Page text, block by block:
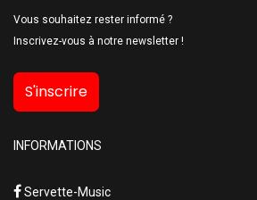
Vous souhaitez rester informé ?
Inscrivez-vous à notre newsletter !
S'inscrire
INFORMATIONS
Servette-Music